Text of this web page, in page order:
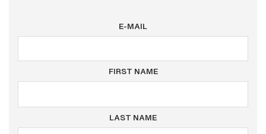
E-MAIL
FIRST NAME
LAST NAME